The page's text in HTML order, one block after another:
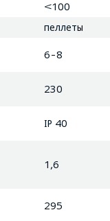
<100
пеллеты
6-8
230
IP 40
1,6
295